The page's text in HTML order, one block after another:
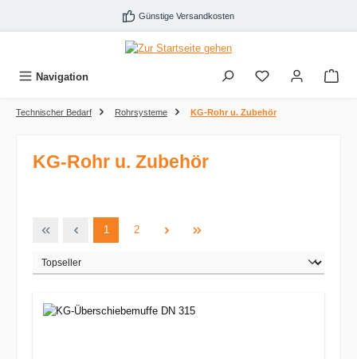
Zum Hauptinhalt springen Günstige Versandkosten
Navigation
Technischer Bedarf Rohrsysteme KG-Rohr u. Zubehör
KG-Rohr u. Zubehör
Seite
1 Seite
2